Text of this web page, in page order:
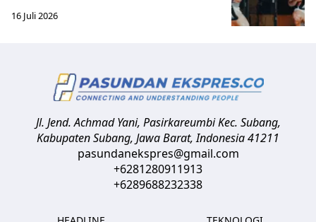
16 Juli 2026
Jl. Jend. Achmad Yani, Pasirkareumbi Kec. Subang,
Kabupaten Subang, Jawa Barat,Indonesia41211
pasundanekspres@gmail.com
+6281280911913
+6289688232338